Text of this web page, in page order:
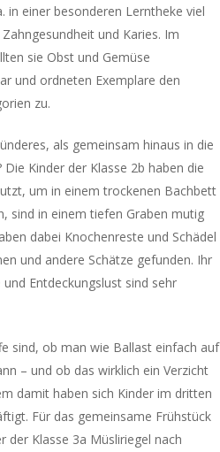
in einer besonderen Lerntheke viel
und Karies. Im
sie Obst und Gemüse
und ordneten Exemplare den
zu.
als gemeinsam hinaus in die
Die Kinder der Klasse 2b haben die
um in einem trockenen Bachbett
sind in einem tiefen Graben mutig
dabei Knochenreste und Schädel
und andere Schätze gefunden. Ihr
und Entdeckungslust sind sehr
sind, ob man wie Ballast einfach auf
– und ob das wirklich ein Verzicht
damit haben sich Kinder im dritten
Für das gemeinsame Frühstück
der Klasse 3a Müsliriegel nach